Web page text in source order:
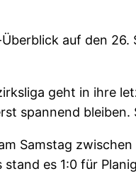
auf den
geht in ihre
spannend bleiben.
Samstag
stand es 1:0 für